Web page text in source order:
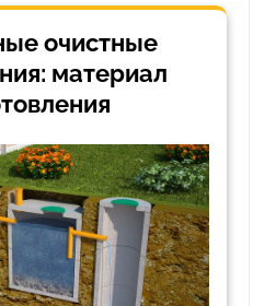
очистные
материал